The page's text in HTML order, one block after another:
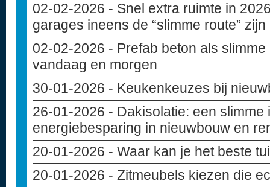
02-02-2026 - Snel extra ruimte in
garages ineens de “slimme route” zijn
02-02-2026 - Prefab beton als
vandaag en morgen
30-01-2026 - Keukenkeuzes bij
26-01-2026 - Dakisolatie: een
energiebesparing in nieuwbouw en
20-01-2026 - Waar kan je het beste
20-01-2026 - Zitmeubels kiezen die